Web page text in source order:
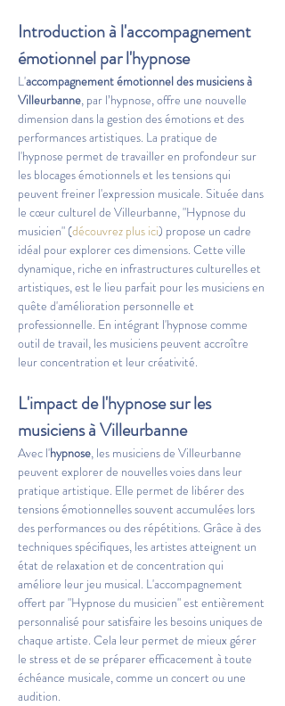
Introduction à l'accompagnement
émotionnel par l'hypnose
L'accompagnement émotionnel des musiciens à
Villeurbanne, par l’hypnose, offre une nouvelle
dimension dans la gestion des émotions et des
performances artistiques. La pratique de
l'hypnose permet de travailler en profondeur sur
les blocages émotionnels et les tensions qui
peuvent freiner l'expression musicale. Située dans
le cœur culturel de Villeurbanne, "Hypnose du
musicien" (découvrez plus ici) propose un cadre
idéal pour explorer ces dimensions. Cette ville
dynamique, riche en infrastructures culturelles et
artistiques, est le lieu parfait pour les musiciens en
quête d'amélioration personnelle et
professionnelle. En intégrant l'hypnose comme
outil de travail, les musiciens peuvent accroître
leur concentration et leur créativité.
L'impact de l'hypnose sur les
musiciens à Villeurbanne
Avec l'hypnose, les musiciens de Villeurbanne
peuvent explorer de nouvelles voies dans leur
pratique artistique. Elle permet de libérer des
tensions émotionnelles souvent accumulées lors
des performances ou des répétitions. Grâce à des
techniques spécifiques, les artistes atteignent un
état de relaxation et de concentration qui
améliore leur jeu musical. L'accompagnement
offert par "Hypnose du musicien" est entièrement
personnalisé pour satisfaire les besoins uniques de
chaque artiste. Cela leur permet de mieux gérer
le stress et de se préparer efficacement à toute
échéance musicale, comme un concert ou une
audition.